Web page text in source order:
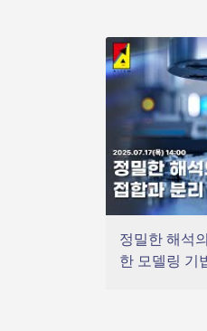
정밀한 해석
한 모델링 기